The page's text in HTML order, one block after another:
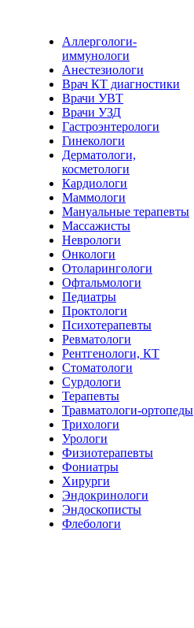
Аллергологи-
иммунологи
Анестезиологи
Врач КТ диагностики
Врачи УВТ
Врачи УЗД
Гастроэнтерологи
Гинекологи
Дерматологи,
косметологи
Кардиологи
Маммологи
Мануальные терапевты
Массажисты
Неврологи
Онкологи
Отоларингологи
Офтальмологи
Педиатры
Проктологи
Психотерапевты
Ревматологи
Рентгенологи, КТ
Стоматологи
Сурдологи
Терапевты
Травматологи-ортопеды
Трихологи
Урологи
Физиотерапевты
Фониатры
Хирурги
Эндокринологи
Эндоскописты
Флебологи